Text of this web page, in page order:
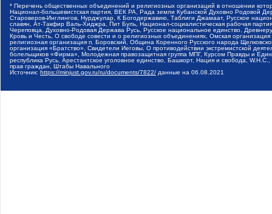
* Перечень общественных объединений и религиозных организаций в отношении
Национал-большевистская партия, ВЕК РА, Рада земли Кубанской Духовно Родовой
Староверов-Инглингов, Нурджулар, К Богодержавию, Таблиги Джамаат, Русское
славян, Ат-Такфир Валь-Хиджра, Пит Буль, Национал-социалистическая рабочая
Череповца, Духовно-Родовая Держава Русь, Русское национальное единство,
Кровь и Честь, О свободе совести и о религиозных объединениях, Омская
религиозная организация п. Боровский, Община Коренного Русского народа
организация «Братство», Свидетели Иеговы, О противодействии экстремистской
болельщиков «Фирма», Молодежная правозащитная группа МПГ, Курсом Правды и
республика Русь, Арестантское уголовное единство, Башкорт, Нация и свобода,
прав граждан, Штабы Навального
Источник: https://minjust.gov.ru/ru/documents/7822/ данные на 06.08.2021